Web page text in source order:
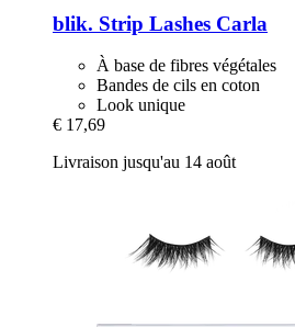
blik. Strip Lashes Carla
À base de fibres végétales
Bandes de cils en coton
Look unique
€ 17,69
Livraison jusqu'au 14 août